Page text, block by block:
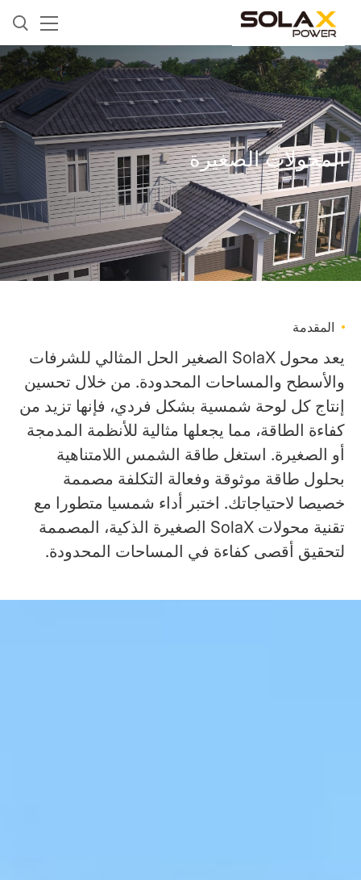
المحولات الصغيرة
المقدمة
يعد محول SolaX الصغير الحل المثالي للشرفات
والأسطح والمساحات المحدودة. من خلال تحسين
إنتاج كل لوحة شمسية بشكل فردي، فإنها تزيد من
كفاءة الطاقة، مما يجعلها مثالية للأنظمة المدمجة
أو الصغيرة. استغل طاقة الشمس اللامتناهية
بحلول طاقة موثوقة وفعالة التكلفة مصممة
خصيصا لاحتياجاتك. اختبر أداء شمسيا متطورا مع
تقنية محولات SolaX الصغيرة الذكية، المصممة
لتحقيق أقصى كفاءة في المساحات المحدودة.